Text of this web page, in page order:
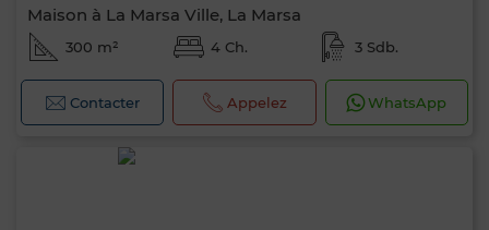
Maison à La Marsa Ville, La Marsa
300 m² 4 Ch. 3 Sdb.
Contacter Appelez WhatsApp